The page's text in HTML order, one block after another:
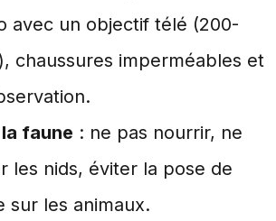
avec un objectif télé (200-
chaussures imperméables et
faune : ne pas nourrir, ne
les nids, éviter la pose de
sur les animaux.